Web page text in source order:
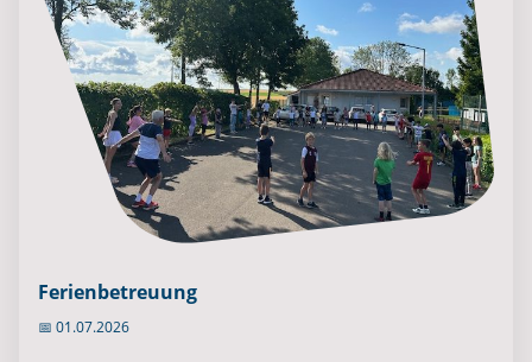
Ferienbetreuung
📅 01.07.2026